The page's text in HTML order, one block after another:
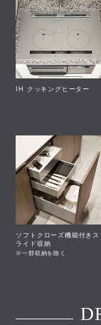
IH クッキングヒーター
ソフトクローズ機能付きス
ライド収納
※一部収納を除く